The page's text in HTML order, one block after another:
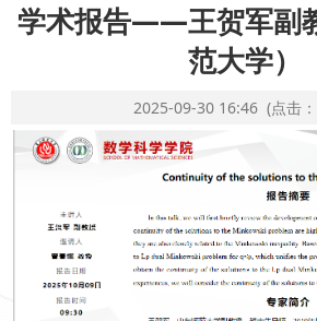
学术报告——王贺军副
范大学）
2025-09-30 16:46 (点击：